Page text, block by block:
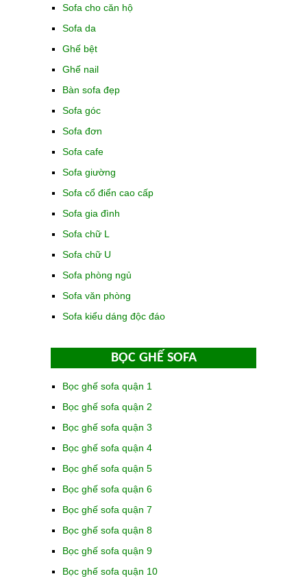
Sofa cho căn hộ
Sofa da
Ghế bệt
Ghế nail
Bàn sofa đẹp
Sofa góc
Sofa đơn
Sofa cafe
Sofa giường
Sofa cổ điển cao cấp
Sofa gia đình
Sofa chữ L
Sofa chữ U
Sofa phòng ngủ
Sofa văn phòng
Sofa kiểu dáng độc đáo
BỌC GHẾ SOFA
Bọc ghế sofa quận 1
Bọc ghế sofa quận 2
Bọc ghế sofa quận 3
Bọc ghế sofa quận 4
Bọc ghế sofa quận 5
Bọc ghế sofa quận 6
Bọc ghế sofa quận 7
Bọc ghế sofa quận 8
Bọc ghế sofa quận 9
Bọc ghế sofa quận 10